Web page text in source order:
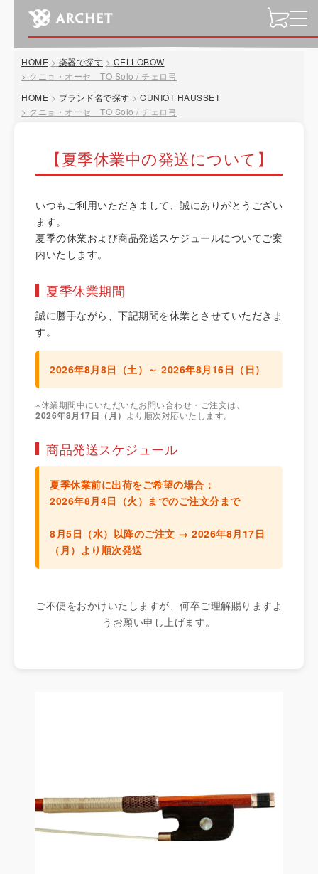
t
o
g
HOME 楽器で探す
CELLOBOW
クニョ・オーセ TO Solo / チェロ弓
HOME
ブランド名で探す
CUNIOT HAUSSET
クニョ・オーセ TO Solo / チェロ弓
【夏季休業中の発送について】
いつもご利用いただきまして、誠にありがとうござい
ます。
夏季の休業および商品発送スケジュールについてご案
内いたします。
夏季休業期間
誠に勝手ながら、下記期間を休業とさせていただきま
す。
2026年8月8日（土）～ 2026年8月16日（日）
※休業期間中にいただいたお問い合わせ・ご注文は、
2026年8月17日（月） より順次対応いたします。
商品発送スケジュール
夏季休業前に出荷をご希望の場合：
2026年8月4日（火）までのご注文分まで
8月5日（水）以降のご注文 → 2026年8月17日
（月）より順次発送
ご不便をおかけいたしますが、何卒ご理解賜りますよ
うお願い申し上げます。